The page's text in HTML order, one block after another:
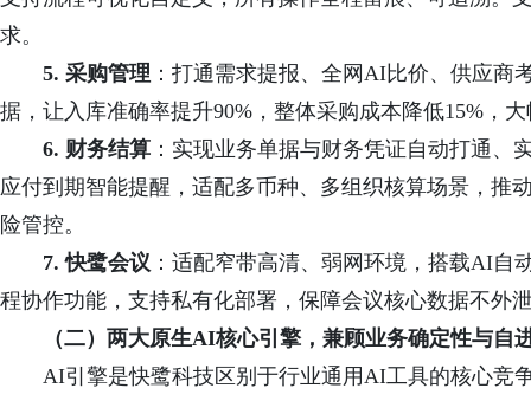
求。
5. 采购管理 ：打通需求提报、全网AI比价、供应
据，让入库准确率提升90%，整体采购成本降低15%，
6. 财务结算 ：实现业务单据与财务凭证自动打通
应付到期智能提醒，适配多币种、多组织核算场景，推
险管控。
7. 快鹭会议 ：适配窄带高清、弱网环境，搭载AI自
程协作功能，支持私有化部署，保障会议核心数据不外
（二）两大原生AI核心引擎，兼顾业务确定性与自
AI引擎是快鹭科技区别于行业通用AI工具的核心竞